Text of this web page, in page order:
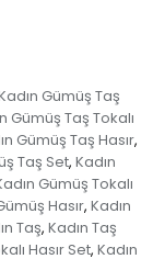
Gümüş Taş
Gümüş Taş Tokalı
Gümüş Taş Hasır,
Taş Set, Kadın
Gümüş Tokalı
Hasır, Kadın
Taş, Kadın Taş
Hasır Set, Kadın